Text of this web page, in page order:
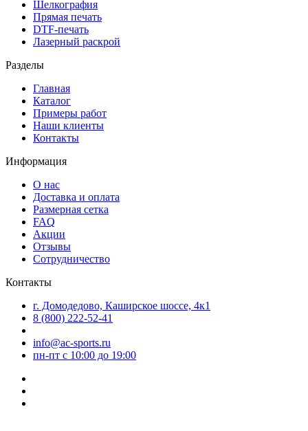
Шелкография
Прямая печать
DTF-печать
Лазерный раскрой
Разделы
Главная
Каталог
Примеры работ
Наши клиенты
Контакты
Информация
О нас
Доставка и оплата
Размерная сетка
FAQ
Акции
Отзывы
Сотрудничество
Контакты
г. Домодедово, Каширское шоссе, 4к1
8 (800) 222-52-41
info@ac-sports.ru
пн-пт c 10:00 до 19:00